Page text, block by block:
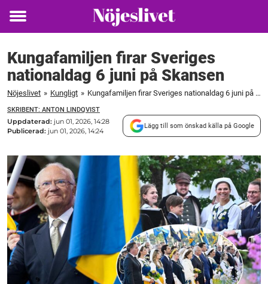
Toggle
Kungafamiljen firar Sveriges
nationaldag 6 juni på Skansen
Nöjeslivet » Kungligt » Kungafamiljen firar Sveriges nationaldag 6 juni på Skansen
SKRIBENT: ANTON LINDQVIST
Uppdaterad: jun 01, 2026, 14:28
Publicerad: jun 01, 2026, 14:24
Lägg till som önskad källa på Google